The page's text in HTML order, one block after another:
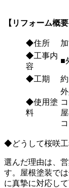
【リフォーム概要
◆住所
◆工事内
容
■
◆工期
◆使用塗
料
◆どうして桜咲工
選んだ理由は、
す。屋根塗装で
に真摯に対応し